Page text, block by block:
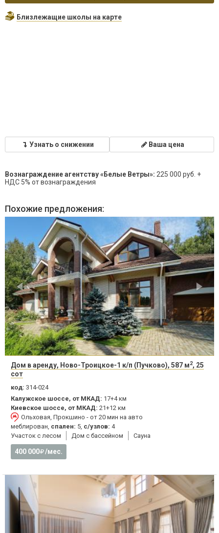
Близлежащие школы на карте
Узнать о снижении Ваша цена
Вознаграждение агентству «Белые Ветры»: 225 000 руб. +
НДС 5% от вознаграждения
Похожие предложения:
Дом в аренду, Ново-Троицкое-1 к/п (Пучково), 587 м2, 25
сот
код: 314-024
Калужское шоссе, от МКАД: 17+4 км
Киевское шоссе, от МКАД: 21+12 км
Ольховая, Прокшино - от 20 мин на авто
меблирован, спален: 5, с/узлов: 4
Участок с лесом
Дом с бассейном Сауна
400 000 /мес.